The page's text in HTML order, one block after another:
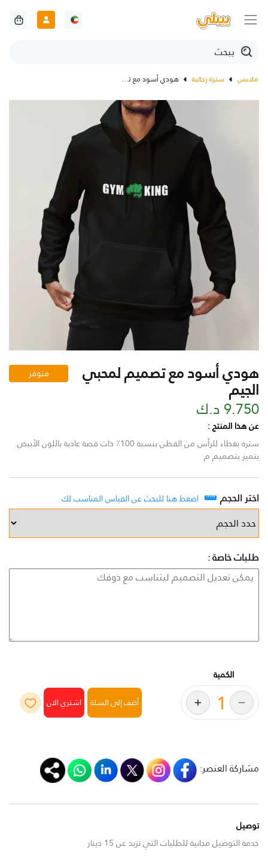
ملابس سترة رجالية هودي أسود مع تصميم لمحبي الجيم
هودي أسود مع تصميم لمحبي
الجيم
متوفر
9.750 د.ك
عن هذا المنتج :
ستره بغطاء للرأس من القطن بنسبة 100٪ ذات قصة عادية باللون الأبيض.
يتميز بتصميم م
اختر الحجم اضغط هنا للبحث عن القياس المناسب لك
طلبات خاصة :
الكمية
أضف إلى السلة
مشاركة العنصر:
توصيل
خدمة التوصيل مجانية للطلبات التي تزيد عن 15 دينار